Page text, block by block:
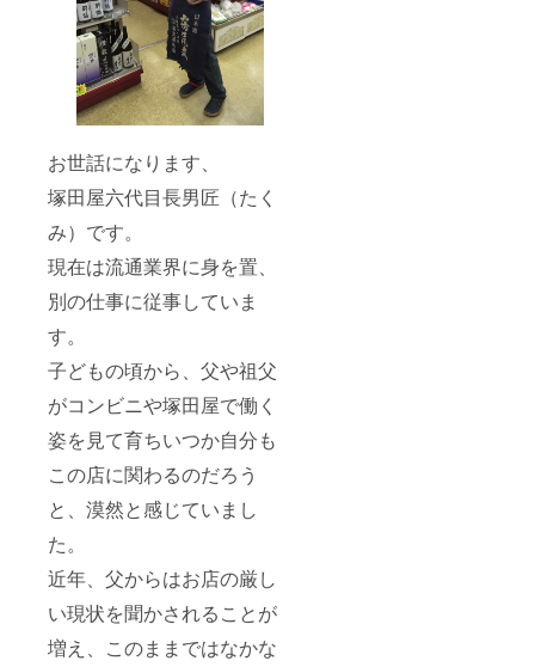
お世話になります、
塚田屋六代目長男匠（たく
み）です。
現在は流通業界に身を置、
別の仕事に従事していま
す。
子どもの頃から、父や祖父
がコンビニや塚田屋で働く
姿を見て育ちいつか自分も
この店に関わるのだろう
と、漠然と感じていまし
た。
近年、父からはお店の厳し
い現状を聞かされることが
増え、このままではなかな